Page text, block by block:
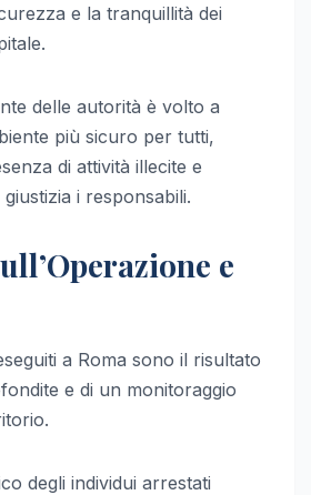
e la tranquillità dei
delle autorità è volto a
più sicuro per tutti,
di attività illecite e
i responsabili.
e
a Roma sono il risultato
e di un monitoraggio
degli individui arrestati